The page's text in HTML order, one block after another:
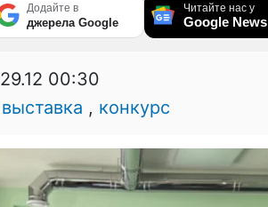
Додайте в
джерела Google
Читайте нас у
Google News
29.12 00:30
выставка , конкурс